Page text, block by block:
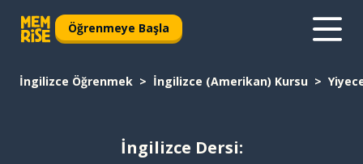
Öğrenmeye Başla
İngilizce Öğrenmek İngilizce (Amerikan) Kursu
İngilizce Dersi: